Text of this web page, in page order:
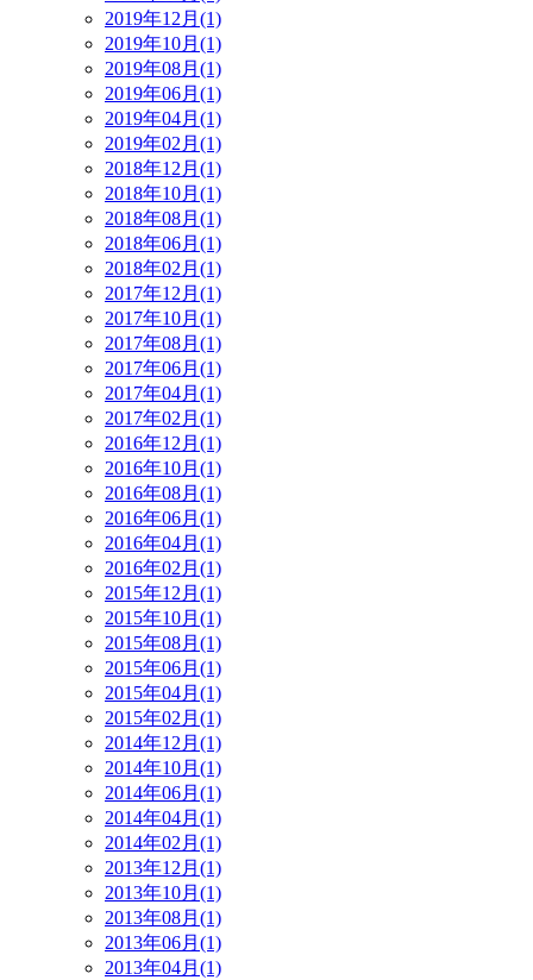
2019年12月(1)
2019年10月(1)
2019年08月(1)
2019年06月(1)
2019年04月(1)
2019年02月(1)
2018年12月(1)
2018年10月(1)
2018年08月(1)
2018年06月(1)
2018年02月(1)
2017年12月(1)
2017年10月(1)
2017年08月(1)
2017年06月(1)
2017年04月(1)
2017年02月(1)
2016年12月(1)
2016年10月(1)
2016年08月(1)
2016年06月(1)
2016年04月(1)
2016年02月(1)
2015年12月(1)
2015年10月(1)
2015年08月(1)
2015年06月(1)
2015年04月(1)
2015年02月(1)
2014年12月(1)
2014年10月(1)
2014年06月(1)
2014年04月(1)
2014年02月(1)
2013年12月(1)
2013年10月(1)
2013年08月(1)
2013年06月(1)
2013年04月(1)